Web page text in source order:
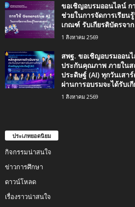
ขอเชิญอบรมออนไลน์ ก
ช่วยในการจัดการเรียน
เกณฑ์ รับเกียรติบัตรจา
1 สิงหาคม 2569
สพฐ. ขอเชิญอบรมออน
ประกันคุณภาพ ภายใน
ประดิษฐ์ (AI) ทุกวันเสา
ผ่านการอบรมจะได้รับเ
1 สิงหาคม 2569
ประเภทยอดนิยม
กิจกรรมน่าสนใจ
ข่าวการศึกษา
ดาวน์โหลด
เรื่องราวน่าสนใจ